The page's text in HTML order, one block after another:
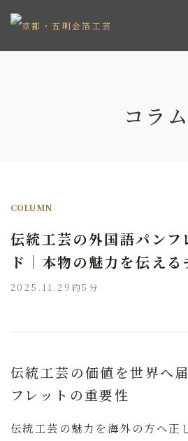
コラム
COLUMN
伝統工芸の外国語パンフ
ド｜本物の魅力を伝える
2025.11.29 約5分
伝統工芸の価値を世界へ
フレットの重要性
伝統工芸の魅力を海外の方へ正